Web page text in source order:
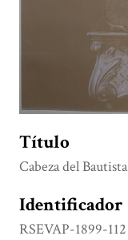
Título
Cabeza del Bautista
Identificador
RSEVAP-1899-112